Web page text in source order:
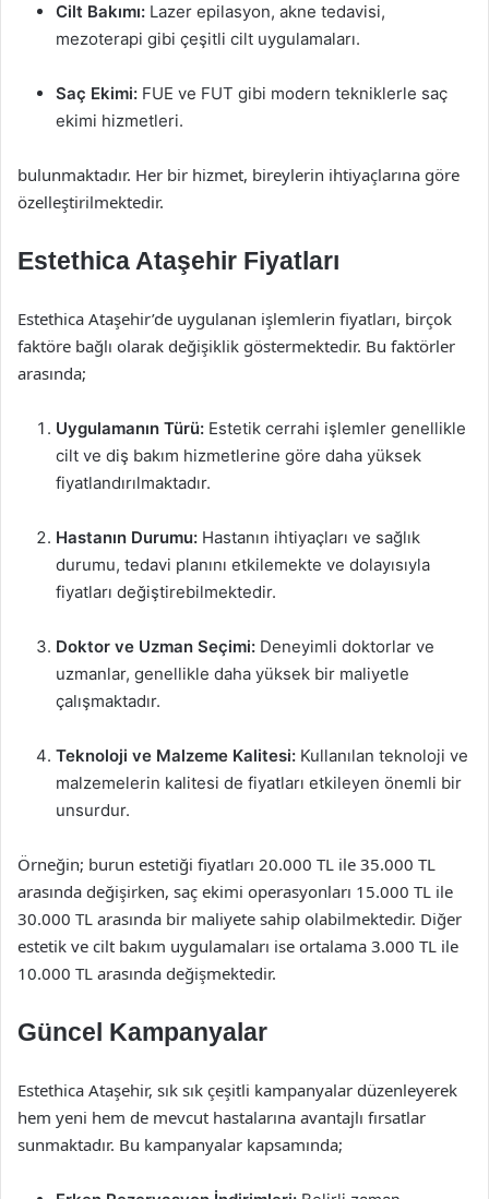
Cilt Bakımı: Lazer epilasyon, akne tedavisi,
mezoterapi gibi çeşitli cilt uygulamaları.
Saç Ekimi: FUE ve FUT gibi modern tekniklerle saç
ekimi hizmetleri.
bulunmaktadır. Her bir hizmet, bireylerin ihtiyaçlarına göre
özelleştirilmektedir.
Estethica Ataşehir Fiyatları
Estethica Ataşehir’de uygulanan işlemlerin fiyatları, birçok
faktöre bağlı olarak değişiklik göstermektedir. Bu faktörler
arasında;
Uygulamanın Türü: Estetik cerrahi işlemler genellikle
cilt ve diş bakım hizmetlerine göre daha yüksek
fiyatlandırılmaktadır.
Hastanın Durumu: Hastanın ihtiyaçları ve sağlık
durumu, tedavi planını etkilemekte ve dolayısıyla
fiyatları değiştirebilmektedir.
Doktor ve Uzman Seçimi: Deneyimli doktorlar ve
uzmanlar, genellikle daha yüksek bir maliyetle
çalışmaktadır.
Teknoloji ve Malzeme Kalitesi: Kullanılan teknoloji ve
malzemelerin kalitesi de fiyatları etkileyen önemli bir
unsurdur.
Örneğin; burun estetiği fiyatları 20.000 TL ile 35.000 TL
arasında değişirken, saç ekimi operasyonları 15.000 TL ile
30.000 TL arasında bir maliyete sahip olabilmektedir. Diğer
estetik ve cilt bakım uygulamaları ise ortalama 3.000 TL ile
10.000 TL arasında değişmektedir.
Güncel Kampanyalar
Estethica Ataşehir, sık sık çeşitli kampanyalar düzenleyerek
hem yeni hem de mevcut hastalarına avantajlı fırsatlar
sunmaktadır. Bu kampanyalar kapsamında;